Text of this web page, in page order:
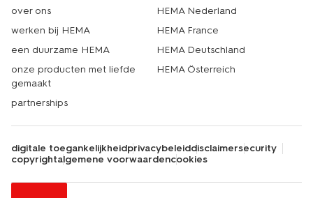
over ons
werken bij HEMA
een duurzame HEMA
onze producten met liefde
gemaakt
partnerships
HEMA Nederland
HEMA France
HEMA Deutschland
HEMA Österreich
digitale toegankelijkheidprivacybeleiddisclaimersecurity
copyrightalgemene voorwaardencookies